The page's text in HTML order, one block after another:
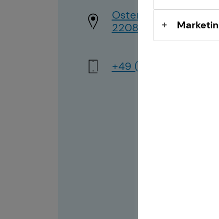
Osterbekstraße 90 b
22083 Hamburg
+49 (176) 70316694